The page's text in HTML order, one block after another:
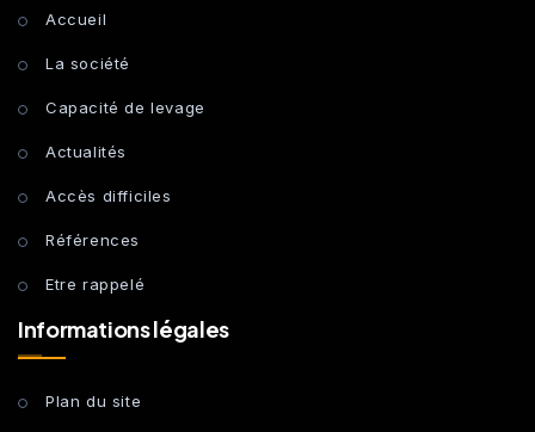
Accueil
La société
Capacité de levage
Actualités
Accès difficiles
Références
Etre rappelé
Informations légales
Plan du site